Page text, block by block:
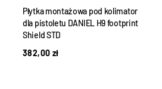
Płytka montażowa pod kolimator
dla pistoletu DANIEL H9 footprint
Shield STD
382,00 zł